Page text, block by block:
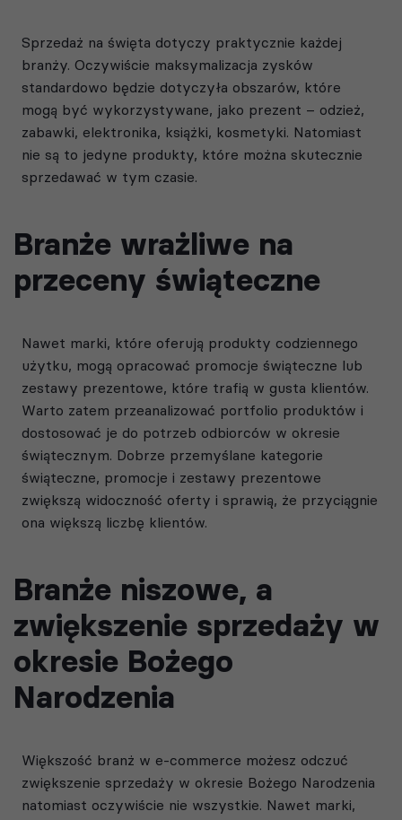
Sprzedaż na święta dotyczy praktycznie każdej
branży. Oczywiście maksymalizacja zysków
standardowo będzie dotyczyła obszarów, które
mogą być wykorzystywane, jako prezent – odzież,
zabawki, elektronika, książki, kosmetyki. Natomiast
nie są to jedyne produkty, które można skutecznie
sprzedawać w tym czasie.
Branże wrażliwe na
przeceny świąteczne
Nawet marki, które oferują produkty codziennego
użytku, mogą opracować promocje świąteczne lub
zestawy prezentowe, które trafią w gusta klientów.
Warto zatem przeanalizować portfolio produktów i
dostosować je do potrzeb odbiorców w okresie
świątecznym. Dobrze przemyślane kategorie
świąteczne, promocje i zestawy prezentowe
zwiększą widoczność oferty i sprawią, że przyciągnie
ona większą liczbę klientów.
Branże niszowe, a
zwiększenie sprzedaży w
okresie Bożego
Narodzenia
Większość branż w e-commerce możesz odczuć
zwiększenie sprzedaży w okresie Bożego Narodzenia
natomiast oczywiście nie wszystkie. Nawet marki,